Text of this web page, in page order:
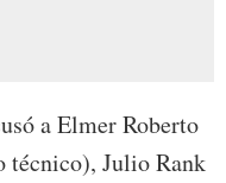
a Elmer Roberto
técnico), Julio Rank